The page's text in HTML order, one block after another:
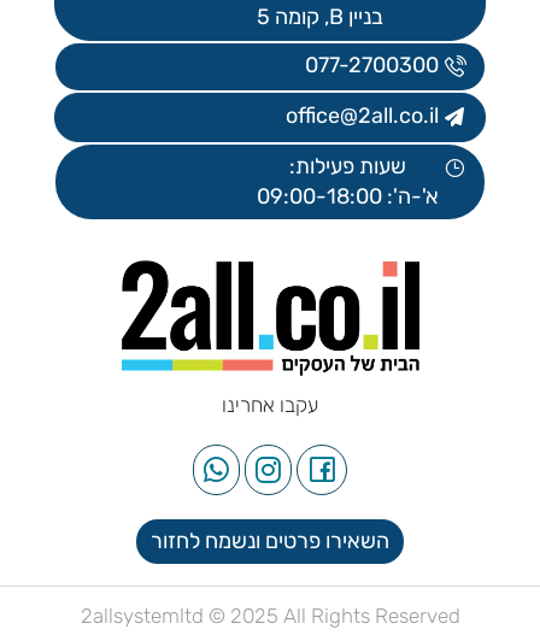
בניין B, קומה 5
077-2700300
office@2all.co.il
שעות פעילות:
א'-ה': 09:00-18:00
עקבו אחרינו
השאירו פרטים ונשמח לחזור
2allsystemltd © 2025 All Rights Reserved